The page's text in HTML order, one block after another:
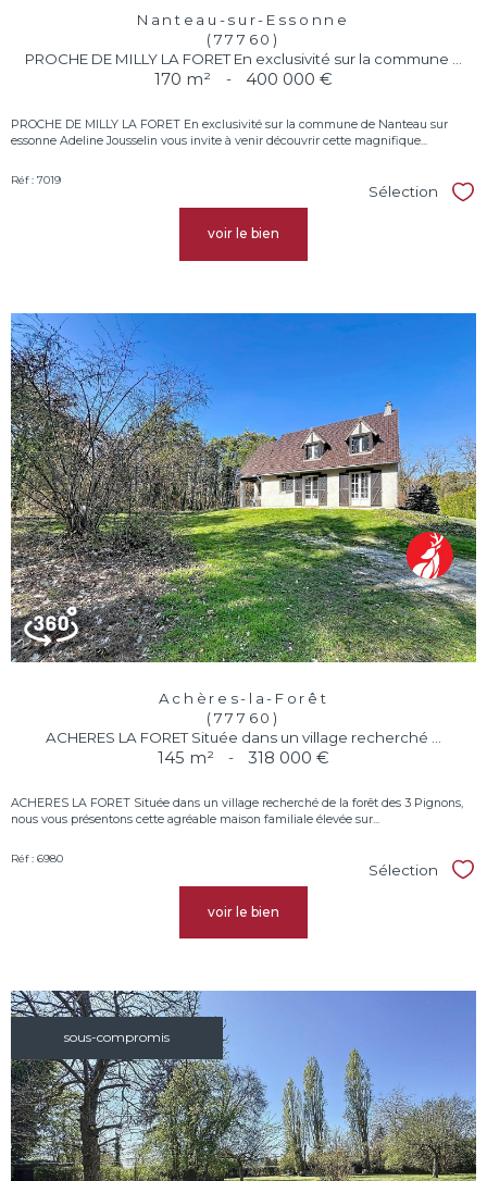
Nanteau-sur-Essonne
(77760)
PROCHE DE MILLY LA FORET En exclusivité sur la commune ...
170 m² - 400 000 €
PROCHE DE MILLY LA FORET En exclusivité sur la commune de Nanteau sur
essonne Adeline Jousselin vous invite à venir découvrir cette magnifique...
Réf : 7019
Sélection
voir le bien
Achères-la-Forêt
(77760)
ACHERES LA FORET Située dans un village recherché ...
145 m² - 318 000 €
ACHERES LA FORET Située dans un village recherché de la forêt des 3 Pignons,
nous vous présentons cette agréable maison familiale élevée sur...
Réf : 6980
Sélection
voir le bien
sous-compromis